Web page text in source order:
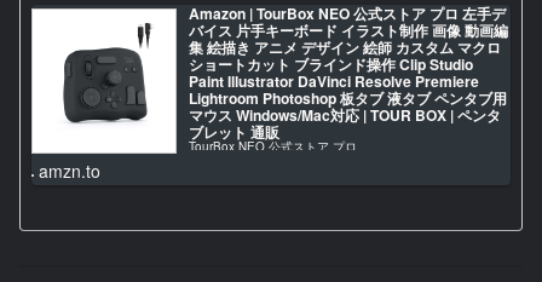
Amazon | TourBox NEO 公式ストア プロ 左手デ
バイス 片手キーボード イラスト制作 画像 動画編
集 絵描き アニメ デザイン 絵師 カスタム マクロ
ショートカット ブラインド操作 Clip Studio
Paint Illustrator DaVinci Resolve Premiere
Lightroom Photoshop 板タブ 液タブ ペンタブ用
マウス Windows/Mac対応 | TOUR BOX | ペンタ
ブレット 通販
TourBox NEO 公式ストア プロ…
amzn.to